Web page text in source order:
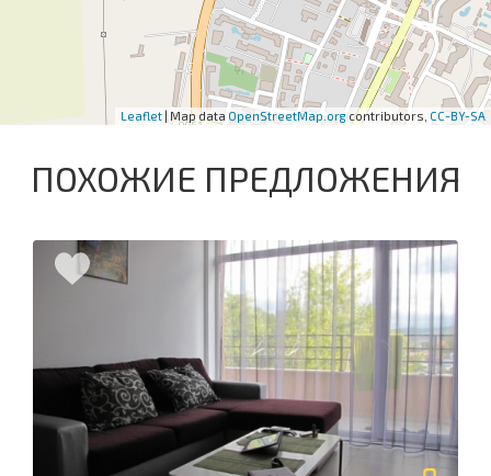
Leaflet | Map data OpenStreetMap.org contributors, CC-BY-SA
ПОХОЖИЕ ПРЕДЛОЖЕНИЯ